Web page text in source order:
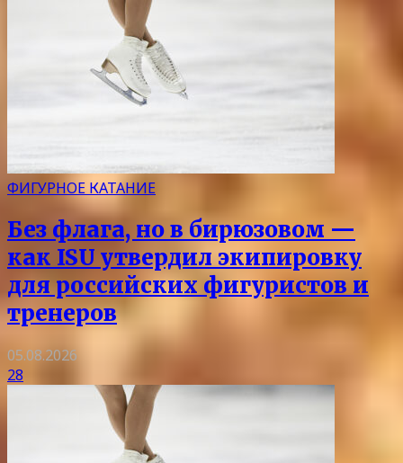
ФИГУРНОЕ КАТАНИЕ
Без флага, но в бирюзовом —
как ISU утвердил экипировку
для российских фигуристов и
тренеров
05.08.2026
28